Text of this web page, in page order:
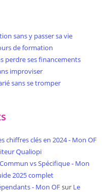
sans y passer sa vie
de formation
perdre ses financements
improviser
sans se tromper
chiffres clés en 2024 - Mon OF
Qualiopi
vs Spécifique - Mon
2025 complet
- Mon OFsur Le